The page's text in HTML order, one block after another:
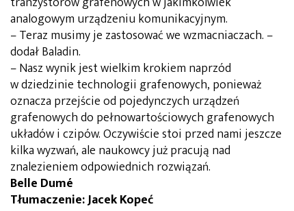
analogowym urządzeniu komunikacyjnym.
– Teraz musimy je zastosować we wzmacniaczach. –
dodał Baladin.
– Nasz wynik jest wielkim krokiem naprzód
w dziedzinie technologii grafenowych, ponieważ
oznacza przejście od pojedynczych urządzeń
grafenowych do pełnowartościowych grafenowych
układów i czipów. Oczywiście stoi przed nami jeszcze
kilka wyzwań, ale naukowcy już pracują nad
znalezieniem odpowiednich rozwiązań.
Belle Dumé
Tłumaczenie: Jacek Kopeć